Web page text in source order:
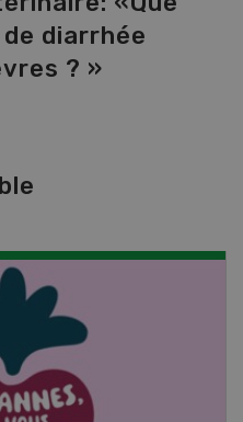
diarrhée
? »